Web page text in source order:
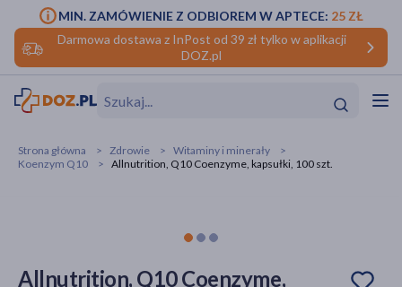
Darmowa dostawa z InPost od 39 zł tylko w aplikacji
DOZ.pl
MIN. ZAMÓWIENIE Z ODBIOREM W APTECE: 25 ZŁ
Strona główna Zdrowie
Witaminy i minerały
Koenzym Q10
Allnutrition, Q10 Coenzyme, kapsułki, 100 szt.
Allnutrition, Q10 Coenzyme,